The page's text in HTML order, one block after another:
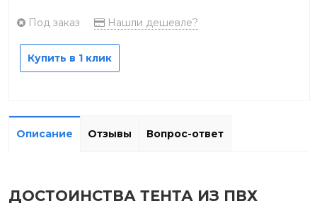
Под заказ Нашли дешевле?
Купить в 1 клик
Описание Отзывы Вопрос-ответ
ДОСТОИНСТВА ТЕНТА ИЗ ПВХ